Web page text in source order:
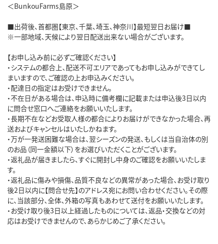
＜BunkouFarms島原＞
■出荷後、首都圏【東京、千葉、埼玉、神奈川】最短翌日お届け■
※一部地域、天候により翌日配送出来ない場合がございます。
【お申し込み前に必ずご確認ください】
・システムの都合上、配送不可エリアであってもお申し込みができてし
まいますので、ご確認の上お申込みください。
・配達日の指定はお受けできません。
・不在日がある場合は、申込時に備考欄に記載または申込後3日以内
に問合せ窓口へご連絡をお願いいたします。
・長期不在などお受取人様の都合によりお届けができなかった場合、再
送およびキャンセルはいたしかねます。
・万が一発送困難な場合は、翌シーズンの発送、もしくは当自治体の別
のお品（同一金額以下）をお選びいただくことがございます。
・返礼品が届きましたら、すぐに開封し中身のご確認をお願いいたしま
す。
・返礼品に傷みや損傷、品質不良などの異常があった場合、お受け取り
後2日以内に【問合せ先】のアドレス宛にお問い合わせください。その際
に、当該部分、全体、外箱の写真もあわせて送付をお願いいたします。
・お受け取り後3日以上経過したものについては、返品・交換などの対
応はお受けできませんので、あらかじめご了承ください。